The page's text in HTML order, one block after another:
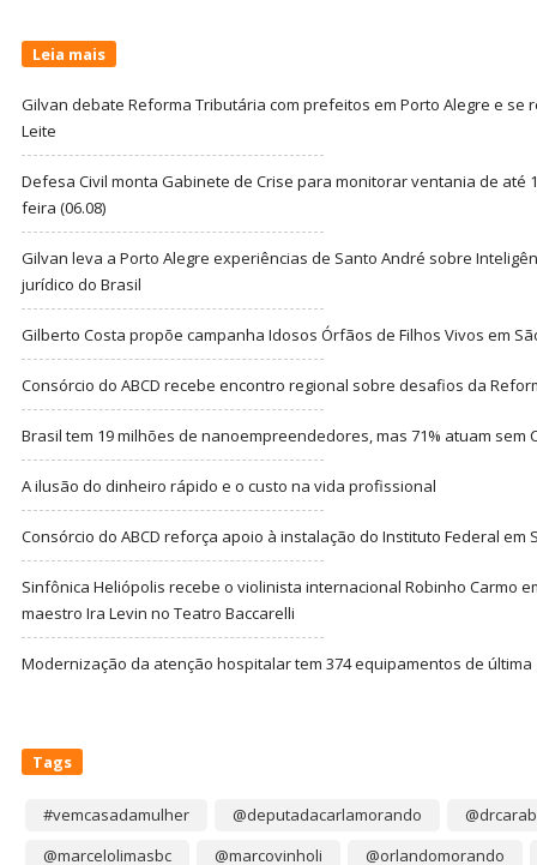
Leia mais
Gilvan debate Reforma Tributária com prefeitos em Porto Alegre e se
Leite
Defesa Civil monta Gabinete de Crise para monitorar ventania de até
feira (06.08)
Gilvan leva a Porto Alegre experiências de Santo André sobre
jurídico do Brasil
Gilberto Costa propõe campanha Idosos Órfãos de Filhos Vivos em
Consórcio do ABCD recebe encontro regional sobre desafios da
Brasil tem 19 milhões de nanoempreendedores, mas 71% atuam sem
A ilusão do dinheiro rápido e o custo na vida profissional
Consórcio do ABCD reforça apoio à instalação do Instituto Federal em
Sinfônica Heliópolis recebe o violinista internacional Robinho Carmo
maestro Ira Levin no Teatro Baccarelli
Modernização da atenção hospitalar tem 374 equipamentos de última
Tags
#vemcasadamulher @deputadacarlamorando
@marcelolimasbc
@marcovinholi @orlandomorando